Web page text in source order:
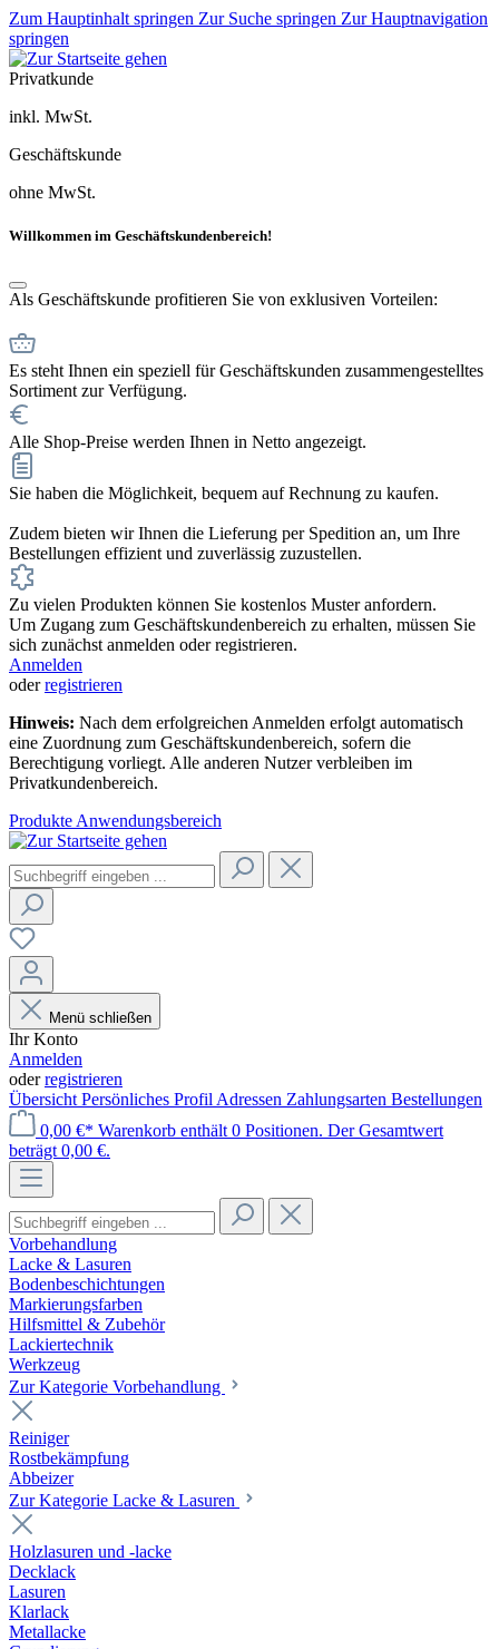
Zum Hauptinhalt springen Zur Suche springen Zur Hauptnavigation
springen
Privatkunde
inkl. MwSt.
Geschäftskunde
ohne MwSt.
Willkommen im Geschäftskundenbereich!
Als Geschäftskunde profitieren Sie von exklusiven Vorteilen:
Es steht Ihnen ein speziell für Geschäftskunden zusammengestelltes
Sortiment zur Verfügung.
Alle Shop-Preise werden Ihnen in Netto angezeigt.
Sie haben die Möglichkeit, bequem auf Rechnung zu kaufen.
Zudem bieten wir Ihnen die Lieferung per Spedition an, um Ihre
Bestellungen effizient und zuverlässig zuzustellen.
Zu vielen Produkten können Sie kostenlos Muster anfordern.
Um Zugang zum Geschäftskundenbereich zu erhalten, müssen Sie
sich zunächst anmelden oder registrieren.
Anmelden
oderregistrieren
Hinweis: Nach dem erfolgreichen Anmelden erfolgt automatisch
eine Zuordnung zum Geschäftskundenbereich, sofern die
Berechtigung vorliegt. Alle anderen Nutzer verbleiben im
Privatkundenbereich.
Produkte Anwendungsbereich
Menü schließen
Ihr Konto
Anmelden
oderregistrieren
Übersicht Persönliches Profil Adressen Zahlungsarten Bestellungen
0,00 €* Warenkorb enthält 0 Positionen. Der Gesamtwert
beträgt 0,00 €.
Vorbehandlung
Lacke & Lasuren
Bodenbeschichtungen
Markierungsfarben
Hilfsmittel & Zubehör
Lackiertechnik
Werkzeug
Zur Kategorie Vorbehandlung
Reiniger
Rostbekämpfung
Abbeizer
Zur Kategorie Lacke & Lasuren
Holzlasuren und -lacke
Decklack
Lasuren
Klarlack
Metallacke